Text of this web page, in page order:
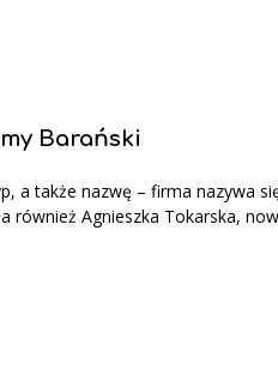
Barański
a także nazwę – firma nazywa
również Agnieszka Tokarska,